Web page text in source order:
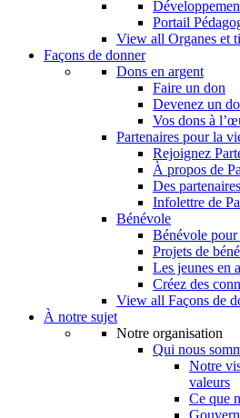
Portail
View all Organes et
Façons de donner
Dons en argent
Faire un don
Devenez un
Vos dons à
Partenaires pour la
Rejoignez
À propos de
Des
Infolettre de
Bénévole
Bénévole
Projets de
Les jeunes en
Créez des
View all Façons de
À notre sujet
Notre organisation
Qui nous
Notre
valeurs
Ce que